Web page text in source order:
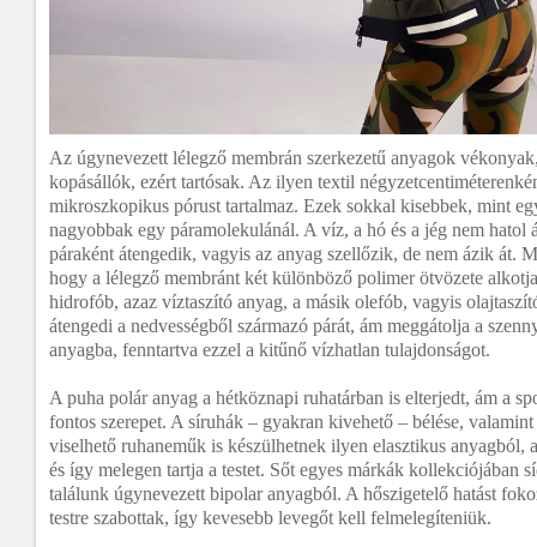
Az úgynevezett lélegző membrán szerkezetű anyagok
kopásállók, ezért tartósak. Az ilyen textil
mikroszkopikus pórust tartalmaz. Ezek sokkal kisebbek, mint
nagyobbak egy páramolekulánál. A víz, a hó és a jég nem hatol
páraként átengedik, vagyis az anyag szellőzik, de nem ázik át.
hogy a lélegző membránt két különböző polimer ötvözete
hidrofób, azaz víztaszító anyag, a másik olefób, vagyis
átengedi a nedvességből származó párát, ám meggátolja a
anyagba, fenntartva ezzel a kitűnő vízhatlan tulajdonságot.
A puha polár anyag a hétköznapi ruhatárban is elterjedt, ám a
fontos szerepet. A síruhák – gyakran kivehető – bélése, valamint
viselhető ruhaneműk is készülhetnek ilyen elasztikus anyagból,
és így melegen tartja a testet. Sőt egyes márkák kollekciójában
találunk úgynevezett bipolar anyagból. A hőszigetelő hatást
testre szabottak, így kevesebb levegőt kell felmelegíteniük.